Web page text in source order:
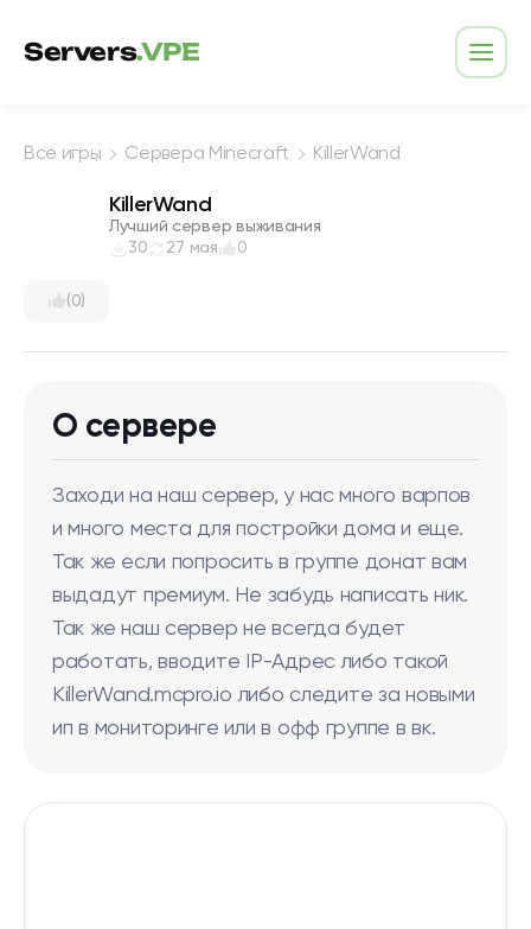
Servers.VPE
Все игры Сервера Minecraft KillerWand
(0)
KillerWand
Лучший сервер выживания
30
27 мая 0
О сервере
Заходи на наш сервер, у нас много варпов
и много места для постройки дома и еще.
Так же если попросить в группе донат вам
выдадут премиум. Не забудь написать ник.
Так же наш сервер не всегда будет
работать, вводите IP-Адрес либо такой
KillerWand.mcpro.io либо следите за новыми
ип в мониторинге или в офф группе в вк.